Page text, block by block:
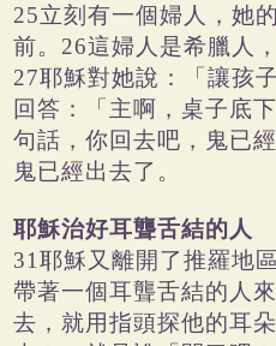
25立刻有一個婦人，她
前。26這婦人是希臘人
27耶穌對她說：「讓孩
回答：「主啊，桌子底
句話，你回去吧，鬼已
鬼已經出去了。
耶穌治好耳聾舌結的人
31耶穌又離開了推羅地
帶著一個耳聾舌結的人
去，就用指頭探他的耳